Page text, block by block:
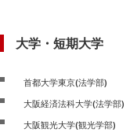
大学・短期大学
首都大学東京(法学部)
大阪経済法科大学(法学部)
大阪観光大学(観光学部)